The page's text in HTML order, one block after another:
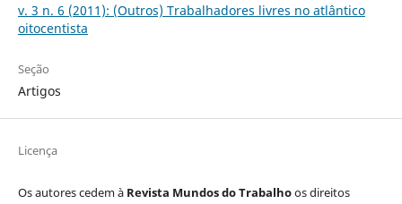
v. 3 n. 6 (2011): (Outros) Trabalhadores livres no atlântico
oitocentista
Seção
Artigos
Licença
Os autores cedem à Revista Mundos do Trabalhoos direitos